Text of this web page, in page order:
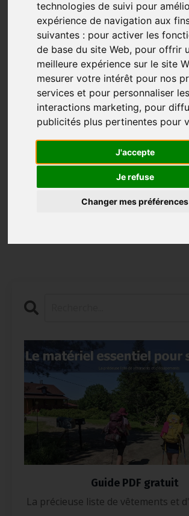
technologies de suivi pour
expérience de navigation aux
suivantes : pour activer les
de base du site Web, pour offrir
meilleure expérience sur le site
mesurer votre intérêt pour nos
services et pour personnaliser les
interactions marketing, pour
publicités plus pertinentes pour
J'accepte
Je refuse
Changer mes préférences
Vidéo entrevue: Marcher
Compostelle en temps de
Acceptation Camino Francés Voie Du Puy
Feb 08, 2021
« L’acceptation, ça c’est la grande
chemin »
On peut toujours trouver une excuse
passer à l’action.
Malgré la COVID et l’incertitude des
Loù Renard a décidé de partir le 15 juin
lui dans la vallée de Viroin en Belgique
Guide PDF gratuit
La précieuse liste de vêtements et